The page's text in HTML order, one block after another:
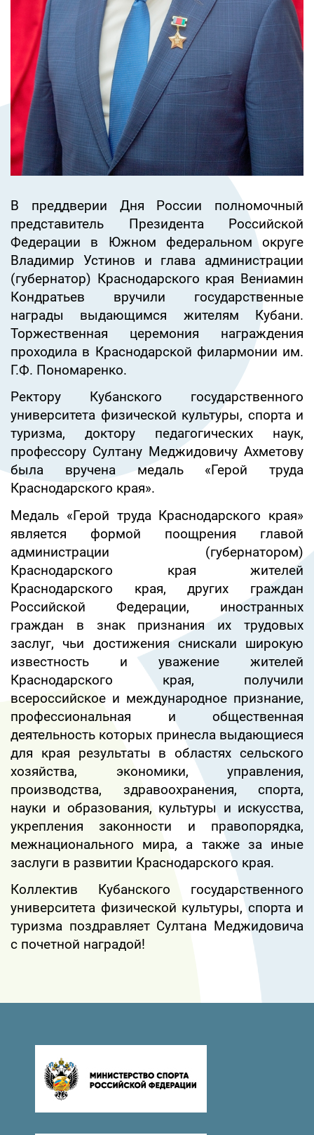
В преддверии Дня России полномочный
представитель Президента Российской
Федерации в Южном федеральном округе
Владимир Устинов и глава администрации
(губернатор) Краснодарского края Вениамин
Кондратьев вручили государственные
награды выдающимся жителям Кубани.
Торжественная церемония награждения
проходила в Краснодарской филармонии им.
Г.Ф. Пономаренко.
Ректору Кубанского государственного
университета физической культуры, спорта и
туризма, доктору педагогических наук,
профессору Султану Меджидовичу Ахметову
была вручена медаль «Герой труда
Краснодарского края».
Медаль «Герой труда Краснодарского края»
является формой поощрения главой
администрации (губернатором)
Краснодарского края жителей
Краснодарского края, других граждан
Российской Федерации, иностранных
граждан в знак признания их трудовых
заслуг, чьи достижения снискали широкую
известность и уважение жителей
Краснодарского края, получили
всероссийское и международное признание,
профессиональная и общественная
деятельность которых принесла выдающиеся
для края результаты в областях сельского
хозяйства, экономики, управления,
производства, здравоохранения, спорта,
науки и образования, культуры и искусства,
укрепления законности и правопорядка,
межнационального мира, а также за иные
заслуги в развитии Краснодарского края.
Коллектив Кубанского государственного
университета физической культуры, спорта и
туризма поздравляет Султана Меджидовича
с почетной наградой!